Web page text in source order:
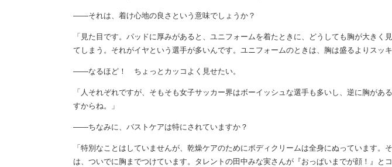
――それは、着け心地の良さという意味でしょうか？
「見た目です。パッドに厚みがあると、ユニフォームを着たときに、どうしても胸が大きく
てしまう。それがイヤという選手が多いんです。ユニフォームのときは、胸は盛るよりスッキ
――なるほど！ ちょっとカッコよく見せたい。
「人それぞれですが、そもそも女子サッカー界はボーイッシュな選手も多いし、逆に胸があ
すからね。」
――ちなみに、バストケアは特にされていますか？
「特別なことはしていませんが、乾燥ケアのためにボディクリームは全身にぬっています。
は、ついでに胸までつけています。タレントの田中みな実さんが『おっぱいまでが顔！』と